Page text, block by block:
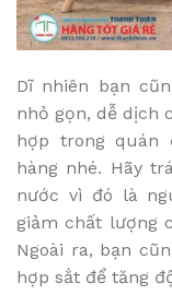
Dĩ nhiên bạn
nhỏ gọn, dễ dịch
hợp trong quán
hàng nhé. Hãy
nước vì đó là
giảm chất lượng
Ngoài ra, bạn
hợp sắt để tăng